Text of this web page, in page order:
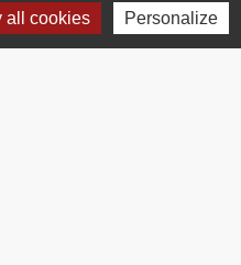
all cookies Personalize